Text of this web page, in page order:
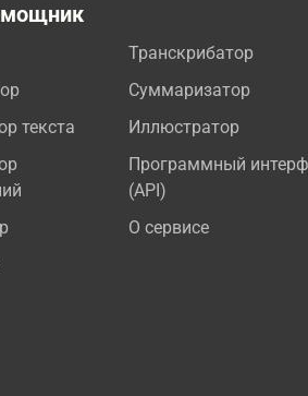
текста
Транскрибатор
Суммаризатор
Иллюстратор
Программный
(API)
О сервисе